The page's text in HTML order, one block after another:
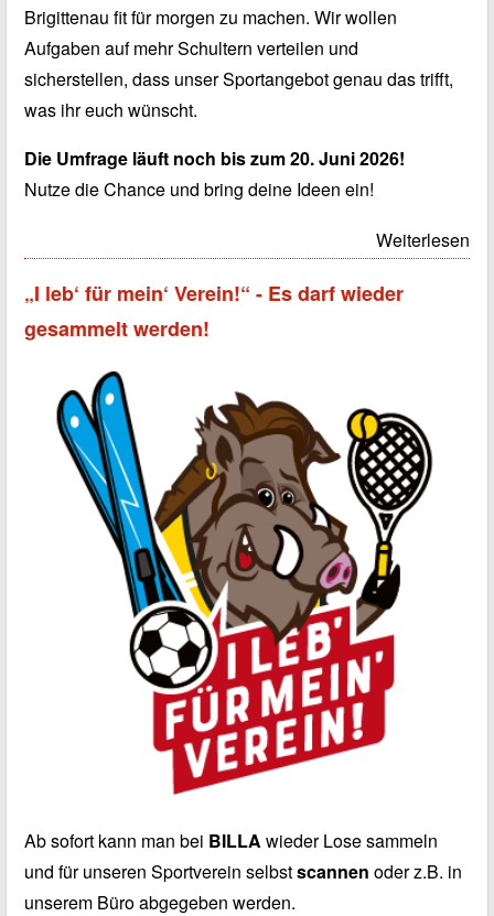
Brigittenau fit für morgen zu machen. Wir wollen
Aufgaben auf mehr Schultern verteilen und
sicherstellen, dass unser Sportangebot genau das trifft,
was ihr euch wünscht.
Die Umfrage läuft noch bis zum 20. Juni 2026!
Nutze die Chance und bring deine Ideen ein!
Weiterlesen
„I leb‘ für mein‘ Verein!“ - Es darf wieder
gesammelt werden!
Ab sofort kann man bei BILLA wieder Lose sammeln
und für unseren Sportverein selbstscannen oder z.B. in
unserem Büro abgegeben werden.